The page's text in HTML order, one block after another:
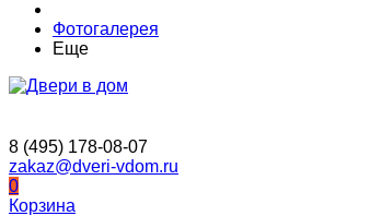
Фотогалерея
Еще
8 (495) 178-08-07
zakaz@dveri-vdom.ru
0
Корзина